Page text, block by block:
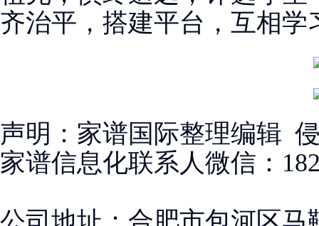
齐治平，搭建平台，互相学
声明：家谱国际整理编辑
家谱信息化联系人微信：